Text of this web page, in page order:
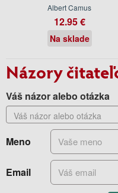
Albert Camus
12.95 €
Na sklade
Názory
Váš názor alebo otázka
Meno
Email